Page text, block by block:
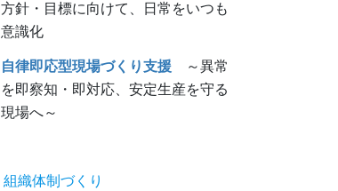
方針・目標に向けて、日常をいつも
意識化
自律即応型現場づくり支援 ～異常
を即察知・即対応、安定生産を守る
現場へ～
組織体制づくり